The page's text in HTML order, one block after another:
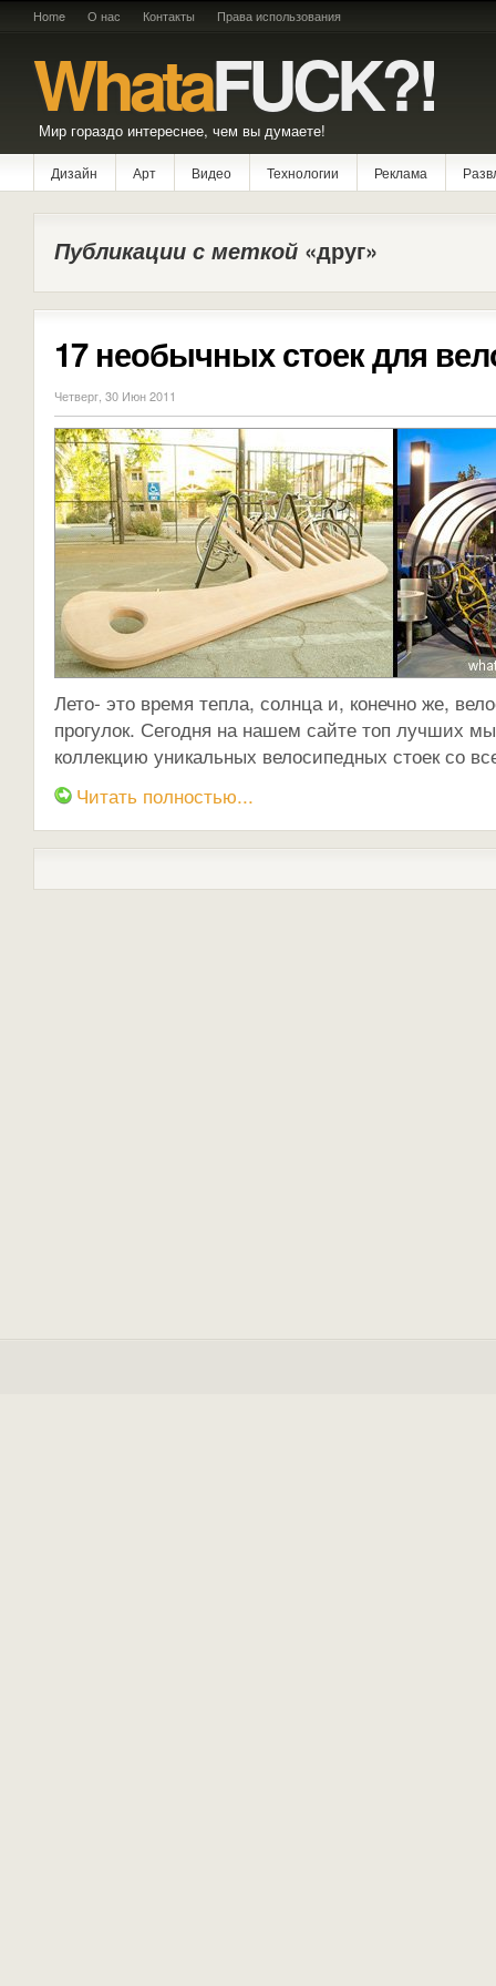
Home О нас Контакты Права использования
WhataFUCK?!
Мир гораздо интереснее, чем вы думаете!
Дизайн Арт Видео Технологии Реклама
Публикации с меткой «друг»
17 необычных стоек для
Четверг, 30 Июн 2011
Лето- это время тепла, солнца и, конечно же,
прогулок. Сегодня на нашем сайте топ лучших
коллекцию уникальных велосипедных стоек со
Читать полностью...